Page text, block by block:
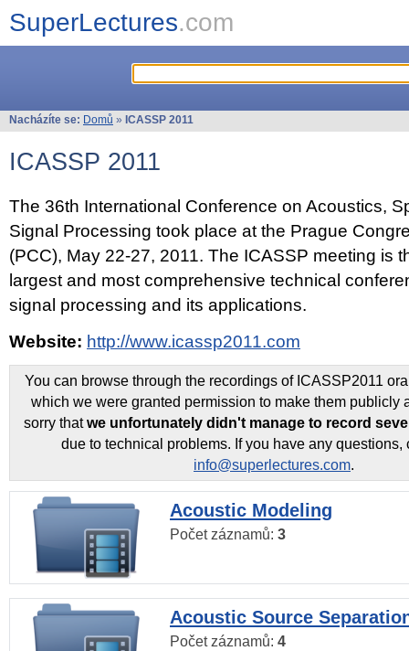
SuperLectures.com
Nacházíte se: Domů » ICASSP 2011
ICASSP 2011
The 36th International Conference on Acoustics,
Signal Processing took place at the Prague
(PCC), May 22-27, 2011. The ICASSP meeting is
largest and most comprehensive technical
signal processing and its applications.
Website: http://www.icassp2011.com
You can browse through the recordings of ICASSP2011
which we were granted permission to make them publicly
sorry thatwe unfortunately didn't manage to record
due to technical problems. If you have any questions,
info@superlectures.com.
Acoustic Modeling
Počet záznamů: 3
Acoustic Source
Počet záznamů: 4